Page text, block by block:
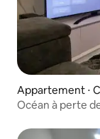
Appartement ⋅
Océan à perte